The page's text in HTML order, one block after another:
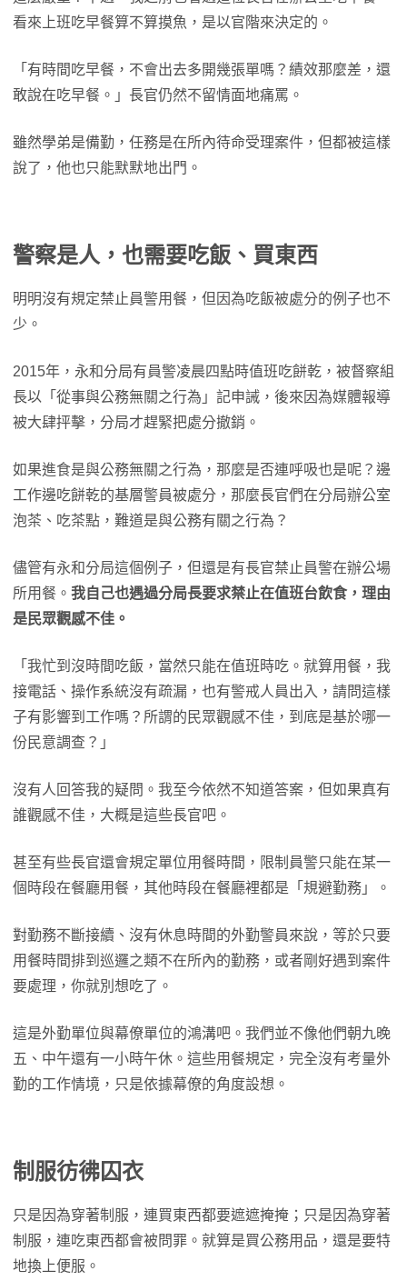
看來上班吃早餐算不算摸魚，是以官階來決定的。
「有時間吃早餐，不會出去多開幾張單嗎？績效那麼差，還
敢說在吃早餐。」長官仍然不留情面地痛罵。
雖然學弟是備勤，任務是在所內待命受理案件，但都被這樣
說了，他也只能默默地出門。
警察是人，也需要吃飯、買東西
明明沒有規定禁止員警用餐，但因為吃飯被處分的例子也不
少。
2015年，永和分局有員警凌晨四點時值班吃餅乾，被督察組
長以「從事與公務無關之行為」記申誡，後來因為媒體報導
被大肆抨擊，分局才趕緊把處分撤銷。
如果進食是與公務無關之行為，那麼是否連呼吸也是呢？邊
工作邊吃餅乾的基層警員被處分，那麼長官們在分局辦公室
泡茶、吃茶點，難道是與公務有關之行為？
儘管有永和分局這個例子，但還是有長官禁止員警在辦公場
所用餐。 我自己也遇過分局長要求禁止在值班台飲食，理由
是民眾觀感不佳。
「我忙到沒時間吃飯，當然只能在值班時吃。就算用餐，我
接電話、操作系統沒有疏漏，也有警戒人員出入，請問這樣
子有影響到工作嗎？所謂的民眾觀感不佳，到底是基於哪一
份民意調查？」
沒有人回答我的疑問。我至今依然不知道答案，但如果真有
誰觀感不佳，大概是這些長官吧。
甚至有些長官還會規定單位用餐時間，限制員警只能在某一
個時段在餐廳用餐，其他時段在餐廳裡都是「規避勤務」。
對勤務不斷接續、沒有休息時間的外勤警員來說，等於只要
用餐時間排到巡邏之類不在所內的勤務，或者剛好遇到案件
要處理，你就別想吃了。
這是外勤單位與幕僚單位的鴻溝吧。我們並不像他們朝九晚
五、中午還有一小時午休。這些用餐規定，完全沒有考量外
勤的工作情境，只是依據幕僚的角度設想。
制服彷彿囚衣
只是因為穿著制服，連買東西都要遮遮掩掩；只是因為穿著
制服，連吃東西都會被問罪。就算是買公務用品，還是要特
地換上便服。